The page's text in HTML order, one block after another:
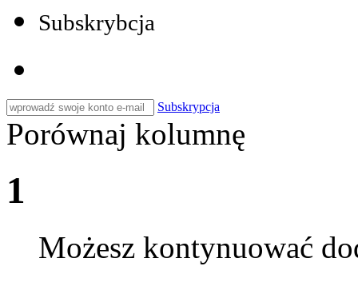
Subskrybcja
Subskrypcja
Porównaj kolumnę
1
Możesz kontynuować